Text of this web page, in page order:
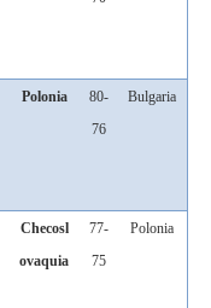
Polonia
80-
76
Bulgaria
Checosl
ovaquia
77-
75
Polonia